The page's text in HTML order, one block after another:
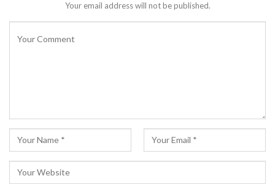
Your email address will not be published.